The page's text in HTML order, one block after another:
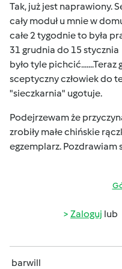
Tak, już jest naprawiony.
cały moduł u mnie w
całe 2 tygodnie to była
31 grudnia do 15
było tyle
sceptyczny człowiek do
"sieczkarnia" ugotuje.
Podejrzewam że
zrobiły małe chińskie
egzemplarz. Pozdrawiam
Zaloguj lub
barwill